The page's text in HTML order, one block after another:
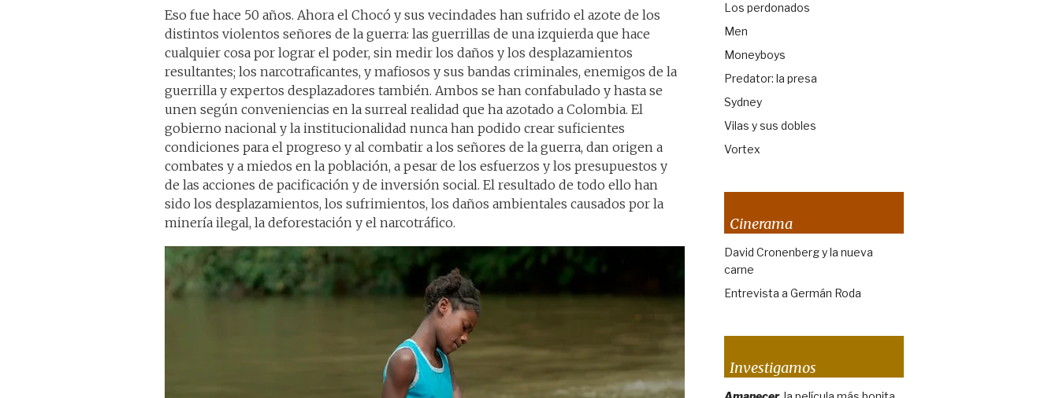
Eso fue hace 50 años. Ahora el Chocó y sus vecindades han sufrido el azote de los
distintos violentos señores de la guerra: las guerrillas de una izquierda que hace
cualquier cosa por lograr el poder, sin medir los daños y los desplazamientos
resultantes; los narcotraficantes, y mafiosos y sus bandas criminales, enemigos de la
guerrilla y expertos desplazadores también. Ambos se han confabulado y hasta se
unen según conveniencias en la surreal realidad que ha azotado a Colombia. El
gobierno nacional y la institucionalidad nunca han podido crear suficientes
condiciones para el progreso y al combatir a los señores de la guerra, dan origen a
combates y a miedos en la población, a pesar de los esfuerzos y los presupuestos y
de las acciones de pacificación y de inversión social. El resultado de todo ello han
sido los desplazamientos, los sufrimientos, los daños ambientales causados por la
minería ilegal, la deforestación y el narcotráfico.
Los perdonados
Men
Moneyboys
Predator: la presa
Sydney
Vilas y sus dobles
Vortex
Cinerama
David Cronenberg y la nueva
carne
Entrevista a Germán Roda
Investigamos